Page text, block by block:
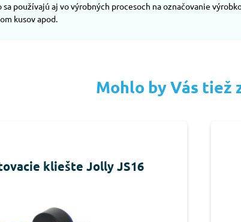
sa používajú aj vo výrobných procesoch na označovanie
kusov apod.
Mohlo by Vás tiež
kliešte Jolly JS16